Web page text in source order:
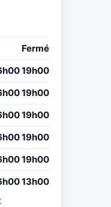
Fermé
19h00
19h00
19h00
19h00
19h00
13h00